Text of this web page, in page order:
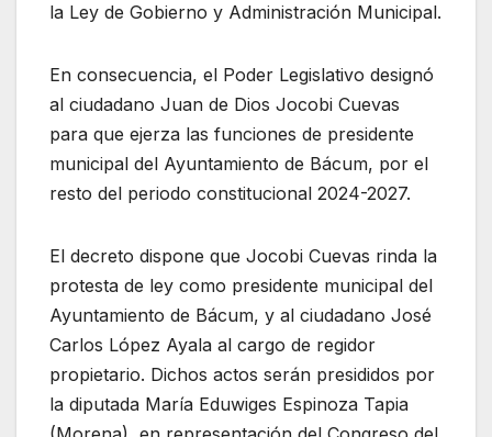
la Ley de Gobierno y Administración Municipal.
En consecuencia, el Poder Legislativo designó
al ciudadano Juan de Dios Jocobi Cuevas
para que ejerza las funciones de presidente
municipal del Ayuntamiento de Bácum, por el
resto del periodo constitucional 2024-2027.
El decreto dispone que Jocobi Cuevas rinda la
protesta de ley como presidente municipal del
Ayuntamiento de Bácum, y al ciudadano José
Carlos López Ayala al cargo de regidor
propietario. Dichos actos serán presididos por
la diputada María Eduwiges Espinoza Tapia